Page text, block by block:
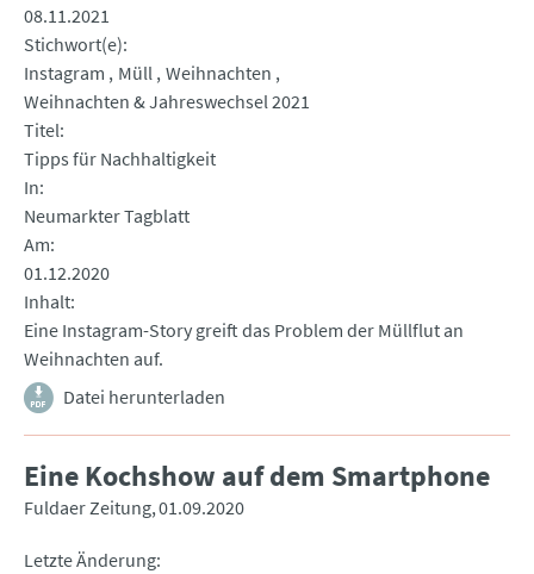
08.11.2021
Stichwort(e)
Instagram
Müll Weihnachten
Weihnachten & Jahreswechsel 2021
Titel
Tipps für Nachhaltigkeit
In
Neumarkter Tagblatt
Am
01.12.2020
Inhalt
Eine Instagram-Story greift das Problem der Müllflut an
Weihnachten auf.
Datei herunterladen
Eine Kochshow auf dem Smartphone
Fuldaer Zeitung 01.09.2020
Letzte Änderung